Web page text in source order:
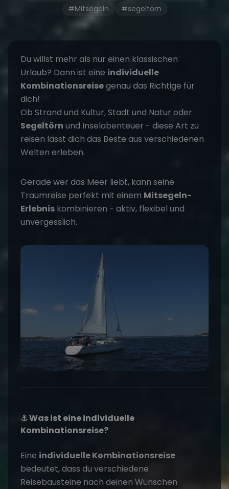
#Mitsegeln
#segeltörn
Du willst mehr als nur einen klassischen
Urlaub? Dann ist eine individuelle
Kombinationsreisegenau das Richtige für
dich!
Ob Strand und Kultur, Stadt und Natur oder
Segeltörn und Inselabenteuer - diese Art zu
reisen lässt dich das Beste aus verschiedenen
Welten erleben.
Gerade wer das Meer liebt, kann seine
Traumreise perfekt mit einem Mitsegeln-
Erlebnis kombinieren - aktiv, flexibel und
unvergesslich.
⚓ Was ist eine individuelle
Kombinationsreise?
Eine individuelle Kombinationsreise
bedeutet, dass du verschiedene
Reisebausteine nach deinen Wünschen